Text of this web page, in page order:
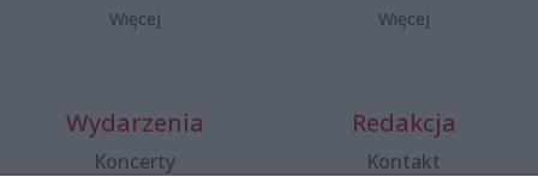
Więcej Więcej
Wydarzenia
Koncerty
Redakcja
Kontakt